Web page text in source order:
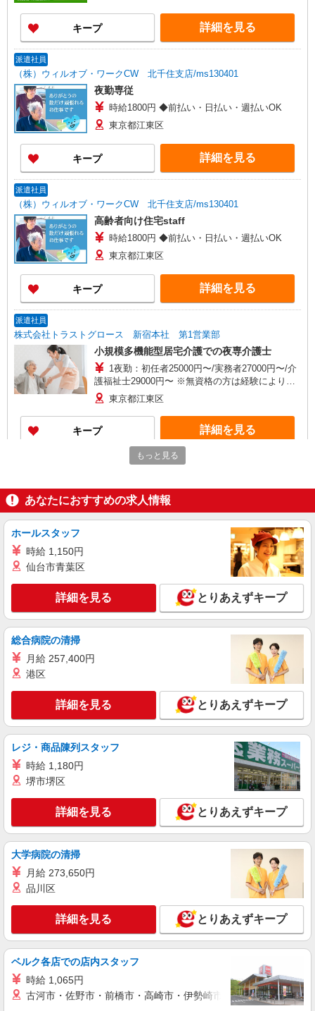
キープ 詳細を見る
派遣社員
（株）ウィルオブ・ワークCW 北千住支店/ms130401
夜勤専従
時給1800円 ◆前払い・日払い・週払いOK
東京都江東区
キープ 詳細を見る
派遣社員
（株）ウィルオブ・ワークCW 北千住支店/ms130401
高齢者向け住宅staff
時給1800円 ◆前払い・日払い・週払いOK
東京都江東区
キープ 詳細を見る
派遣社員
株式会社トラストグロース 新宿本社 第1営業部
小規模多機能型居宅介護での夜専介護士
1夜勤：初任者25000円〜/実務者27000円〜/介
護福祉士29000円〜 ※無資格の方は経験によりご
相談となります。
東京都江東区
キープ 詳細を見る
特別養護老人ホームでの夜専介護士
一夜勤：15840円〜17380円 ※資格や経験など
による
キープ 詳細を見る
株式会社kotrio /●SW-S-2021800
≪運転好きの方歓迎≫未経験でも活躍できる！
時給1550円〜2312円 ＜交通費全支給(ガソリ
キープ 詳細を見る
職業紹介
株式会社kotrio /●SW-S-2007664
南砂町駅／住宅型有料老人ホームSTAFF＊腰
や膝への負担少なめ◎
時給1550円〜2312円 ＜交通費全支給(ガソリ
ン代含む)＞
詳細を見る
（株）ウィルオブ・ワークCW 北千住支店/ms130401
生活サポート
時給1600円 ◆前払い・日払い・週払いOK
もっと見る
あなたにおすすめの求人情報
ホールスタッフ
時給 1,150円
仙台市青葉区
詳細を見る とりあえずキープ
総合病院の清掃
月給 257,400円
港区
詳細を見る とりあえずキープ
レジ・商品陳列スタッフ
時給 1,180円
堺市堺区
詳細を見る とりあえずキープ
大学病院の清掃
月給 273,650円
品川区
詳細を見る とりあえずキープ
ベルク各店での店内スタッフ
時給 1,065円
古河市・佐野市・前橋市・高崎市・伊勢崎市・太田市・館林市